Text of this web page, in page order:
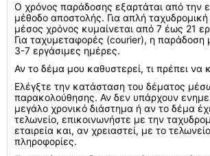
Ο χρόνος παράδοσης εξαρτάται από την
μέθοδο αποστολής. Για απλή
μέσος χρόνος κυμαίνεται από 7 έως 21
Για ταχυμεταφορές (courier), η παράδοση
3-7 εργάσιμες ημέρες.
Αν το δέμα μου καθυστερεί, τι πρέπει να
Ελέγξτε την κατάσταση του δέματος
παρακολούθησης. Αν δεν υπάρχουν
μεγάλο χρονικό διάστημα ή αν το δέμα
τελωνείο, επικοινωνήστε με την
εταιρεία και, αν χρειαστεί, με το
πληροφορίες.